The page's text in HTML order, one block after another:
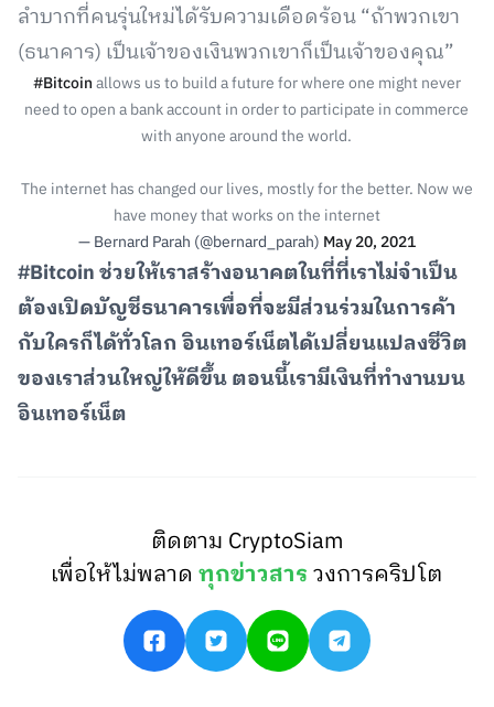
ลำบากที่คนรุ่นใหม่ได้รับความเดือดร้อน “ถ้าพวกเขา
(ธนาคาร) เป็นเจ้าของเงินพวกเขาก็เป็นเจ้าของคุณ”
#Bitcoinallows us to build a future for where one might never
need to open a bank account in order to participate in commerce
with anyone around the world.
The internet has changed our lives, mostly for the better. Now we
have money that works on the internet
— Bernard Parah (@bernard_parah) May 20, 2021
#Bitcoin ช่วยให้เราสร้างอนาคตในที่ที่เราไม่จำเป็น
ต้องเปิดบัญชีธนาคารเพื่อที่จะมีส่วนร่วมในการค้า
กับใครก็ได้ทั่วโลก อินเทอร์เน็ตได้เปลี่ยนแปลงชีวิต
ของเราส่วนใหญ่ให้ดีขึ้น ตอนนี้เรามีเงินที่ทำงานบน
อินเทอร์เน็ต
ติดตาม CryptoSiam
เพื่อให้ไม่พลาดทุกข่าวสารวงการคริปโต